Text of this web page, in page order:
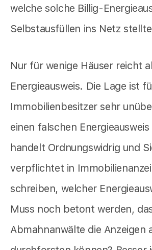
welche solche Billig-
Selbstausfüllen ins Netz
Nur für wenige Häuser reicht
Energieausweis. Die Lage ist
Immobilienbesitzer sehr
einen falschen
handelt Ordnungswidrig und
verpflichtet in
schreiben, welcher
Muss noch betont werden,
Abmahnanwälte die Anzeigen